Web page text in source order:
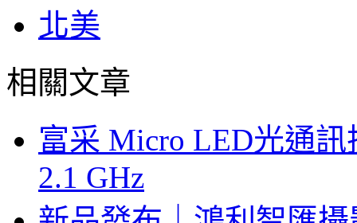
北美
相關文章
富采 Micro LED光通
2.1 GHz